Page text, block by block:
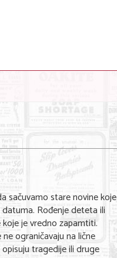
sačuvamo stare novine koje
Rođenje deteta ili
je vredno zapamtiti.
ograničavaju na lične
tragedije ili druge